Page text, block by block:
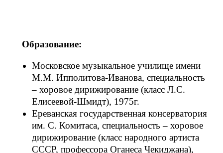
Образование:
Московское музыкальное училище имени
М.М. Ипполитова-Иванова, специальность
– хоровое дирижирование (класс Л.С.
Елисеевой-Шмидт), 1975г.
Ереванская государственная консерватория
им. С. Комитаса, специальность – хоровое
дирижирование (класс народного артиста
СССР, профессора Оганеса Чекиджана),